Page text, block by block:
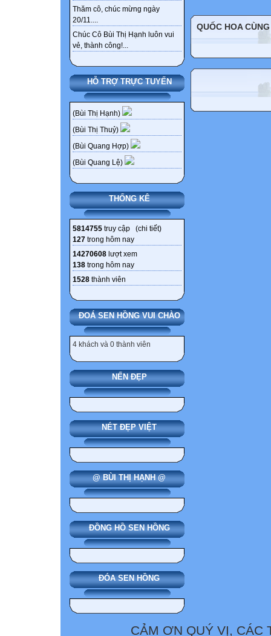
Thăm cô, chúc mừng ngày
20/11....
Chúc Cô Bùi Thị Hạnh luôn vui
vẻ, thành công!...
HỖ TRỢ TRỰC TUYẾN
(Bùi Thị Hạnh)
(Bùi Thị Thuỷ)
(Bùi Quang Hợp)
(Bùi Quang Lệ)
THỐNG KÊ
5814755 truy cập (chi tiết)
127 trong hôm nay
14270608 lượt xem
138 trong hôm nay
1528 thành viên
ĐOÁ SEN HỒNG VUI CHÀO
4 khách và 0 thành viên
NẾN ĐẸP
NÉT ĐẸP VIỆT
@ BÙI THỊ HẠNH @
ĐỒNG HỒ SEN HỒNG
ĐÓA SEN HỒNG
QUỐC HOA
CẢM ƠN QUÝ VỊ, CÁC